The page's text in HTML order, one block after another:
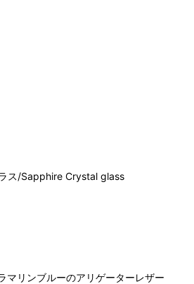
ス/Sapphire Crystal glass
リンブルーのアリゲーターレザー